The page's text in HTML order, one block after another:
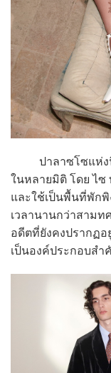
ปาลาซโซแห่งนี้
ในหลายมิติ โดย ไซ
และใช้เป็นพื้นที่พักพิ
เวลานานกว่าสามท
อดีตที่ยังคงปรากฏ
เป็นองค์ประกอบส